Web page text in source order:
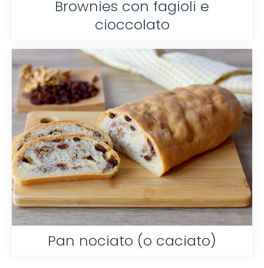
Brownies con fagioli e
cioccolato
Pan nociato (o caciato)